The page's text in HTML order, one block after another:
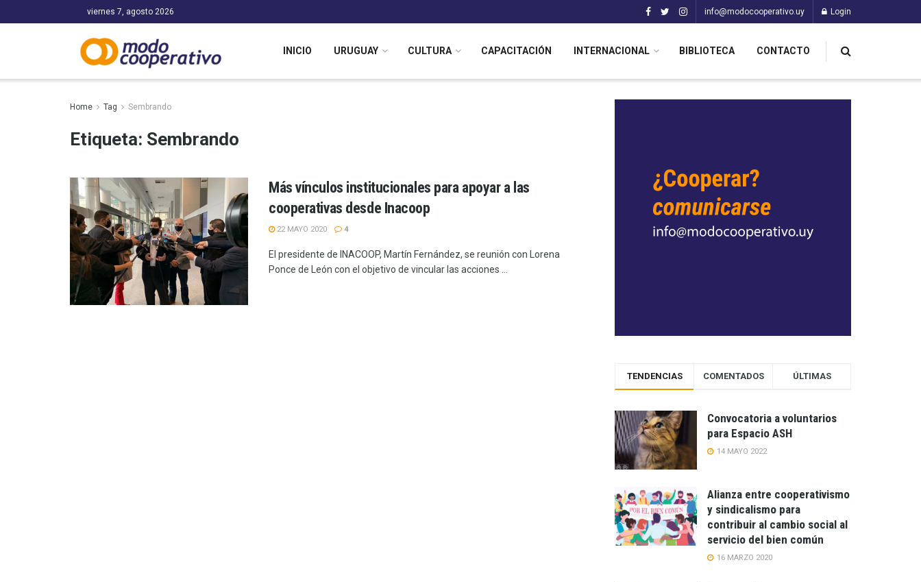
viernes 7, agosto 2026 info@modocooperativo.uy Login
INICIO URUGUAY CULTURA CAPACITACIÓN INTERNACIONAL BIBLIOTECA CONTACTO
Home Tag Sembrando
Etiqueta: Sembrando
Más vínculos institucionales para apoyar a las
cooperativas desde Inacoop
22 MAYO 2020 4
El presidente de INACOOP, Martín Fernández, se reunión con Lorena
Ponce de León con el objetivo de vincular las acciones ...
TENDENCIAS COMENTADOS ÚLTIMAS
Convocatoria a voluntarios
para Espacio ASH
14 MAYO 2022
Alianza entre cooperativismo
y sindicalismo para
contribuir al cambio social al
servicio del bien común
16 MARZO 2020